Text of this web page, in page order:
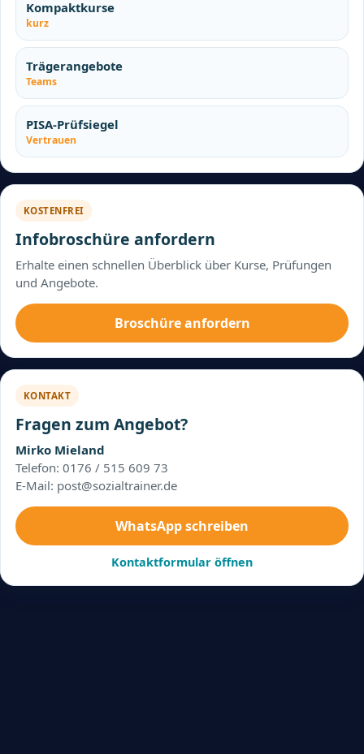
Kompaktkurse
kurz
Trägerangebote
Teams
PISA-Prüfsiegel
Vertrauen
KOSTENFREI
Infobroschüre anfordern
Erhalte einen schnellen Überblick über Kurse, Prüfungen
und Angebote.
Broschüre anfordern
KONTAKT
Fragen zum Angebot?
Mirko Mieland
Telefon: 0176 / 515 609 73
E-Mail: post@sozialtrainer.de
WhatsApp schreiben
Kontaktformular öffnen